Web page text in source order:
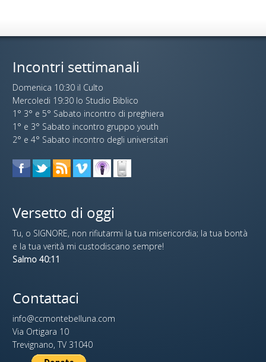
Incontri settimanali
Domenica 10:30 il Culto
Mercoledi 19:30 lo Studio Biblico
1° 3° e 5° Sabato incontro di preghiera
1° e 3° Sabato incontro gruppo youth
2° e 4° Sabato incontro degli universitari
Versetto di oggi
Tu, o SIGNORE, non rifiutarmi la tua misericordia; la tua bontà
e la tua verità mi custodiscano sempre!
Salmo 40:11
Contattaci
info@ccmontebelluna.com
Via Ortigara 10
Trevignano, TV 31040